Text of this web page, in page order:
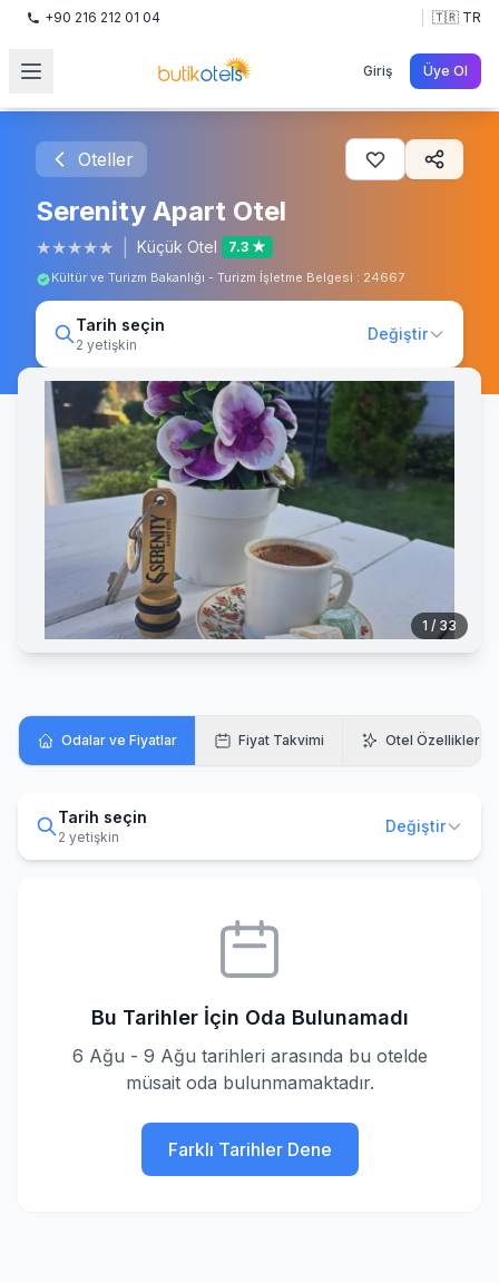
+90 216 212 01 04 🇹🇷 TR
Giriş Üye Ol
Oteller
Serenity Apart Otel
★★★★★ Küçük Otel 7.3 ★
Kültür ve Turizm Bakanlığı - Turizm İşletme Belgesi : 24667
Tarih seçin
2 yetişkin
Değiştir
1 / 33
Odalar ve Fiyatlar Fiyat Takvimi Otel Özellikleri
Tarih seçin
2 yetişkin
Değiştir
Bu Tarihler İçin Oda Bulunamadı
6 Ağu - 9 Ağu tarihleri arasında bu otelde
müsait oda bulunmamaktadır.
Farklı Tarihler Dene